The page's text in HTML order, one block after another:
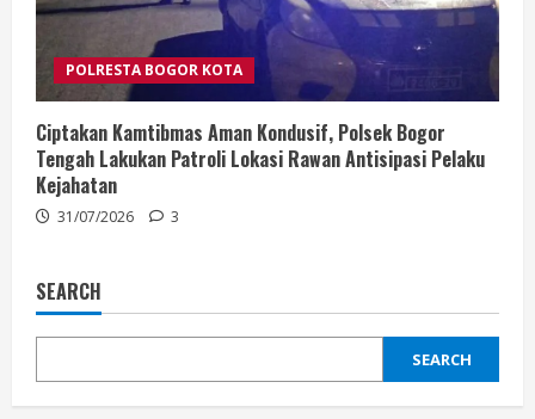
POLRESTA BOGOR KOTA
Ciptakan Kamtibmas Aman Kondusif, Polsek Bogor
Tengah Lakukan Patroli Lokasi Rawan Antisipasi Pelaku
Kejahatan
31/07/2026 3
SEARCH
SEARCH